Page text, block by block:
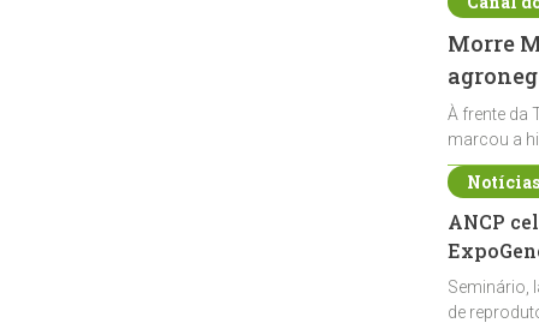
Morre
À frente da
marcou a
ANCP
Seminário,
de